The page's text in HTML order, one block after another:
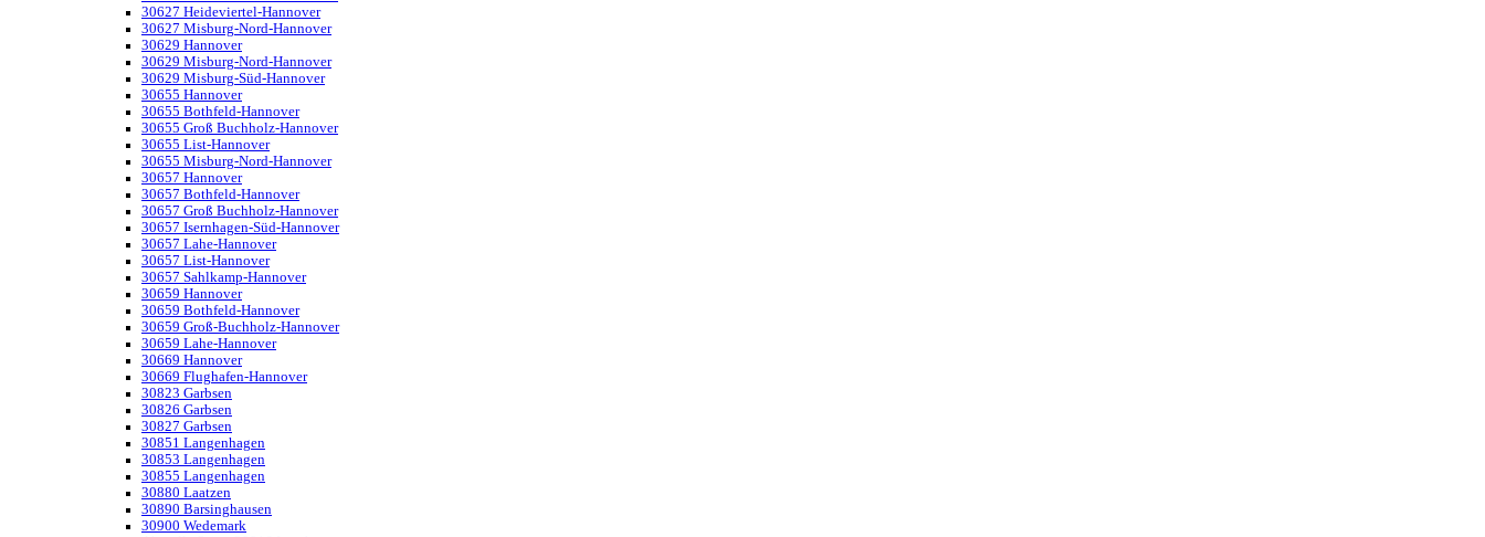
30627 Heideviertel-Hannover
30627 Misburg-Nord-Hannover
30629 Hannover
30629 Misburg-Nord-Hannover
30629 Misburg-Süd-Hannover
30655 Hannover
30655 Bothfeld-Hannover
30655 Groß Buchholz-Hannover
30655 List-Hannover
30655 Misburg-Nord-Hannover
30657 Hannover
30657 Bothfeld-Hannover
30657 Groß Buchholz-Hannover
30657 Isernhagen-Süd-Hannover
30657 Lahe-Hannover
30657 List-Hannover
30657 Sahlkamp-Hannover
30659 Hannover
30659 Bothfeld-Hannover
30659 Groß-Buchholz-Hannover
30659 Lahe-Hannover
30669 Hannover
30669 Flughafen-Hannover
30823 Garbsen
30826 Garbsen
30827 Garbsen
30851 Langenhagen
30853 Langenhagen
30855 Langenhagen
30880 Laatzen
30890 Barsinghausen
30900 Wedemark